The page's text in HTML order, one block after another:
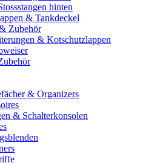
hinten
& Tankdeckel
Zubehör
& Kotschutzlappen
& Organizers
& Schalterkonsolen